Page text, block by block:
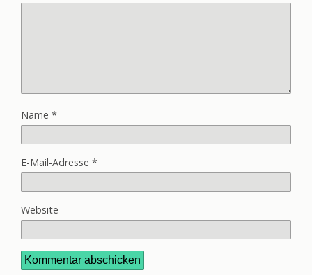
Name *
E-Mail-Adresse *
Website